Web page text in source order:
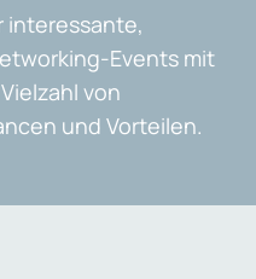
interessante,
Events mit
von
und Vorteilen.